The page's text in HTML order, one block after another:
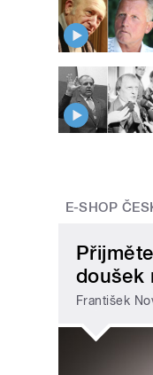
E-SHOP
doušek
František